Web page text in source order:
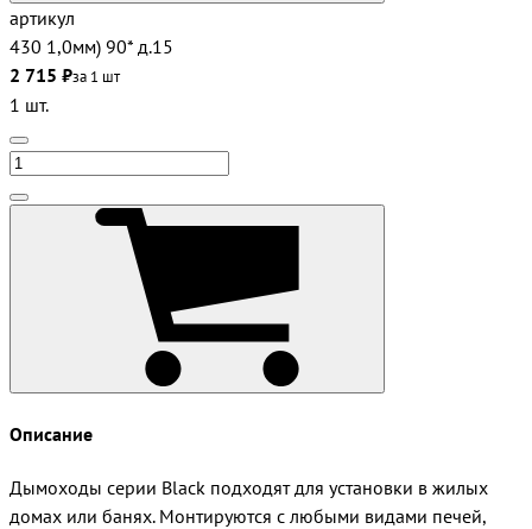
артикул
430 1,0мм) 90* д.15
2 715 ₽за 1 шт
1 шт.
Описание
Дымоходы серии Black подходят для установки в жилых
домах или банях. Монтируются с любыми видами печей,